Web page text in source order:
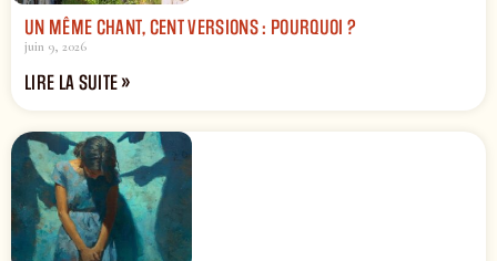
UN MÊME CHANT, CENT VERSIONS : POURQUOI ?
juin 9, 2026
LIRE LA SUITE »